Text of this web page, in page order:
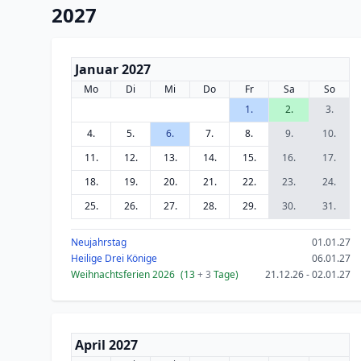
2027
Januar 2027
Mo Di Mi Do Fr Sa
So
1.
2.
3.
4.
5. 6. 7. 8. 9.
10.
11.
12. 13. 14. 15. 16.
17.
18.
19. 20. 21. 22. 23.
24.
25.
26. 27. 28. 29. 30. 31.
Neujahrstag
01.01.27
Heilige Drei Könige
06.01.27
Weihnachtsferien 2026 (13+ 3 Tage) 21.12.26 - 02.01.27
April 2027